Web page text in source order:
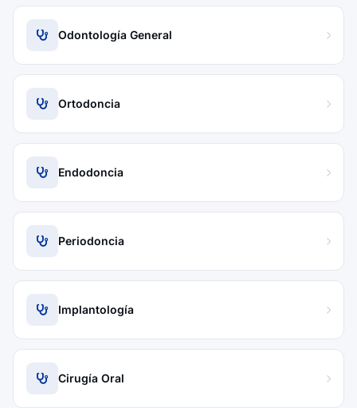
Odontología General
Ortodoncia
Endodoncia
Periodoncia
Implantología
Cirugía Oral